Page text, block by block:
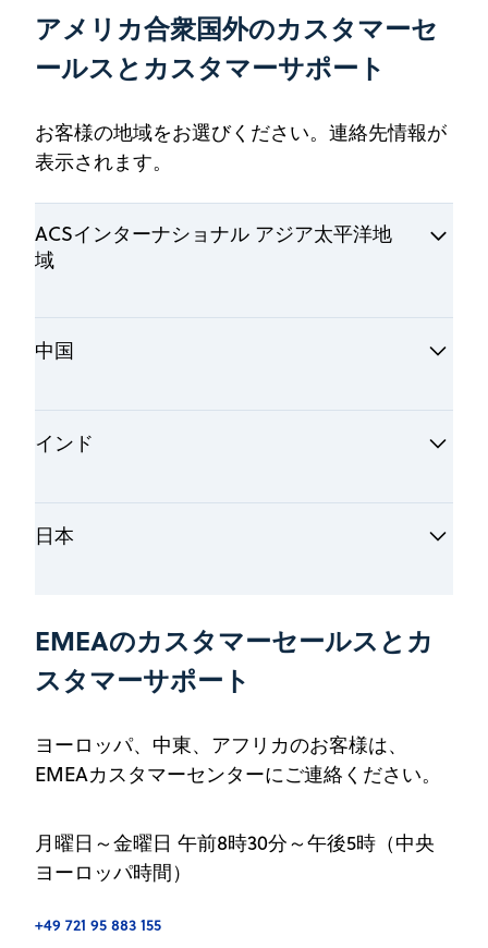
アメリカ合衆国外のカスタマーセ
ールスとカスタマーサポート
お客様の地域をお選びください。連絡先情報が
表示されます。
ACSインターナショナル アジア太平洋地
域
質問や詳しい情報については、アジア太平洋
に関する質問、セットアップやアクセス、検
す。）
アジア太平洋地域サポート：
地域の電話番号 +65 3125 2705
オーストラリアの電話番号:+61 2 8550 2646
韓国の電話番号:+82 70 4732 6766
場所:
ACS International, Ltd
中国
電話:
場所:
ACS International Ltd. Beijing
Representative Office
2 Kexueyuan Nanlu, Haidian District
Beijing, China 100190
インド
マネージングディレクター
場所:
ACS International India Pvt Ltd.
Baner One -1st-3rd Floor
S. No. 23, Near Baner-Pancard Club Rd.
Pune 411045
Maharashtra, INDIA
日本
磯辺千春
カントリーマネージャー
Eメール: cisobe@acs-i.org
ACS International Ltd. 日本オフィス
〒100-6162 東京都千代田区
日本
EMEAのカスタマーセールスとカ
スタマーサポート
ヨーロッパ、中東、アフリカのお客様は、
EMEAカスタマーセンターにご連絡ください。
月曜日～金曜日 午前8時30分～午後5時（中央
ヨーロッパ時間）
+49 721 95 883 155